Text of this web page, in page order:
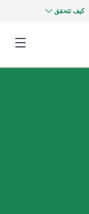
كيف تتحقق